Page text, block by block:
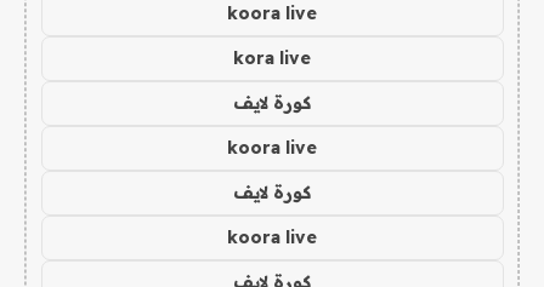
koora live
kora live
كورة لايف
koora live
كورة لايف
koora live
كورة لايف